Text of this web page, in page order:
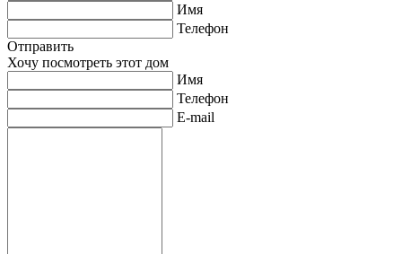
Имя
Телефон
Отправить
Хочу посмотреть этот дом
Имя
Телефон
E-mail